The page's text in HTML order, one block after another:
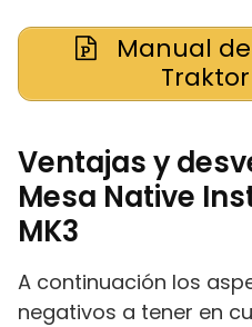
Manual
Traktor
Ventajas y
Mesa Native
MK3
A continuación los
negativos a tener en